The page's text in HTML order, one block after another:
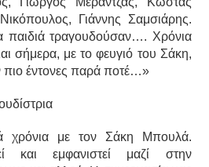
Γιάννης Σαμσιάρης.
παιδιά τραγουδούσαν…. Χρόνια
σήμερα, με το φευγιό του Σάκη,
πιο έντονες παρά ποτέ…»
χρόνια με τον Σάκη Μπουλά.
και εμφανιστεί μαζί στην